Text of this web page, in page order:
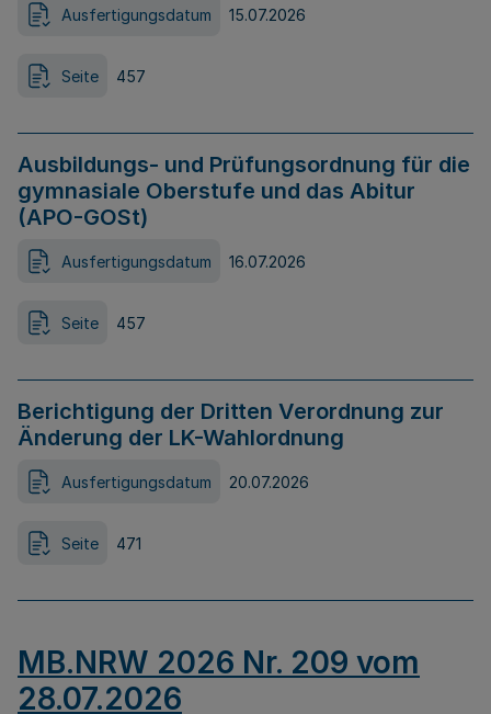
Ausfertigungsdatum 15.07.2026
Seite 457
Ausbildungs- und Prüfungsordnung für die
gymnasiale Oberstufe und das Abitur
(APO-GOSt)
Ausfertigungsdatum 16.07.2026
Seite 457
Berichtigung der Dritten Verordnung zur
Änderung der LK-Wahlordnung
Ausfertigungsdatum 20.07.2026
Seite 471
MB.NRW 2026 Nr. 209 vom
28.07.2026